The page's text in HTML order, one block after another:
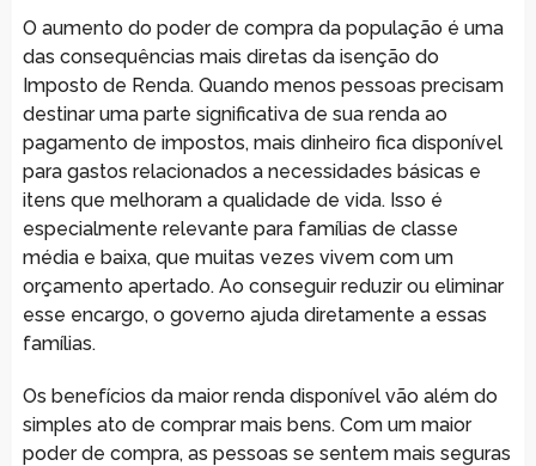
O aumento do poder de compra da população é uma
das consequências mais diretas da isenção do
Imposto de Renda. Quando menos pessoas precisam
destinar uma parte significativa de sua renda ao
pagamento de impostos, mais dinheiro fica disponível
para gastos relacionados a necessidades básicas e
itens que melhoram a qualidade de vida. Isso é
especialmente relevante para famílias de classe
média e baixa, que muitas vezes vivem com um
orçamento apertado. Ao conseguir reduzir ou eliminar
esse encargo, o governo ajuda diretamente a essas
famílias.
Os benefícios da maior renda disponível vão além do
simples ato de comprar mais bens. Com um maior
poder de compra, as pessoas se sentem mais seguras